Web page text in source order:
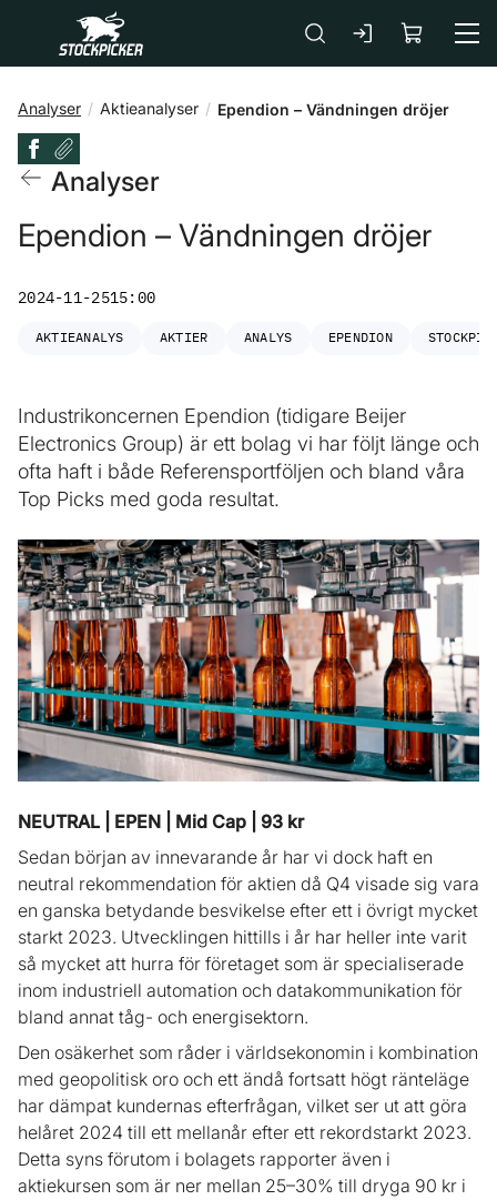
Gå till huvudinnehåll
Analyser Aktieanalyser Ependion – Vändningen dröjer
Analyser
Ependion – Vändningen dröjer
2024-11-2515:00
AKTIEANALYS AKTIER ANALYS EPENDION
Industrikoncernen Ependion (tidigare Beijer
Electronics Group) är ett bolag vi har följt länge och
ofta haft i både Referensportföljen och bland våra
Top Picks med goda resultat.
NEUTRAL | EPEN | Mid Cap | 93 kr
Sedan början av innevarande år har vi dock haft en
neutral rekommendation för aktien då Q4 visade sig vara
en ganska betydande besvikelse efter ett i övrigt mycket
starkt 2023. Utvecklingen hittills i år har heller inte varit
så mycket att hurra för företaget som är specialiserade
inom industriell automation och datakommunikation för
bland annat tåg- och energisektorn.
Den osäkerhet som råder i världsekonomin i kombination
med geopolitisk oro och ett ändå fortsatt högt ränteläge
har dämpat kundernas efterfrågan, vilket ser ut att göra
helåret 2024 till ett mellanår efter ett rekordstarkt 2023.
Detta syns förutom i bolagets rapporter även i
aktiekursen som är ner mellan 25–30% till dryga 90 kr i